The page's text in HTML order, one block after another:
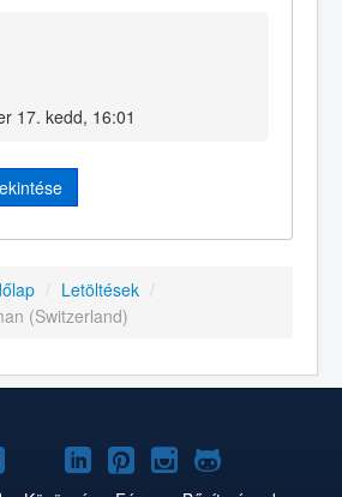
17. kedd, 16:01
/ Letöltések /
(Switzerland)
Joomla!
Joomla!Joomla!
Joomla!Joomla!